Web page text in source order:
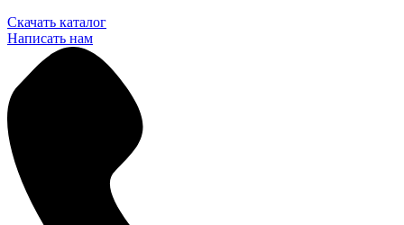
Скачать каталог
Написать нам